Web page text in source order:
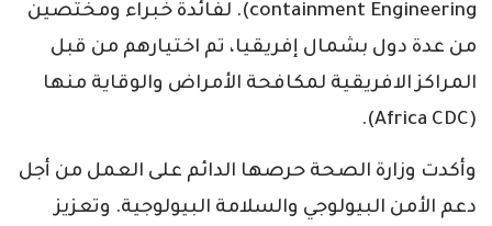
containment Engineering). لفائدة خبراء ومختصين
من عدة دول بشمال إفريقيا، تم اختيارهم من قبل
المراكز الافريقية لمكافحة الأمراض والوقاية منها
(Africa CDC).
وأكدت وزارة الصحة حرصها الدائم على العمل من أجل
دعم الأمن البيولوجي والسلامة البيولوجية. وتعزيز